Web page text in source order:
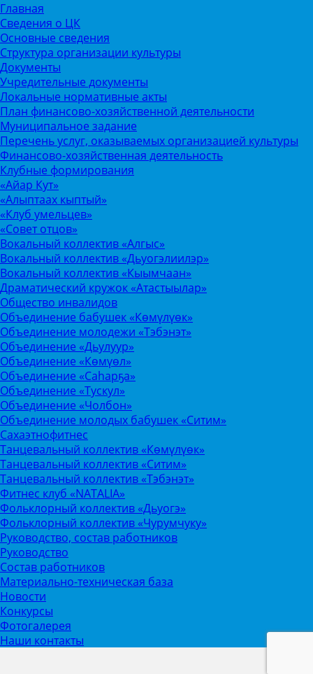
Главная
Сведения о ЦК
Основные сведения
Структура организации культуры
Документы
Учредительные документы
Локальные нормативные акты
План финансово-хозяйственной деятельности
Муниципальное задание
Перечень услуг, оказываемых организацией культуры
Финансово-хозяйственная деятельность
Клубные формирования
«Айар Кут»
«Алыптаах кыптый»
«Клуб умельцев»
«Совет отцов»
Вокальный коллектив «Алгыс»
Вокальный коллектив «Дьуогэлиилэр»
Вокальный коллектив «Кыымчаан»
Драматический кружок «Атастыылар»
Общество инвалидов
Объединение бабушек «Көмүлүөк»
Объединение молодежи «Тэбэнэт»
Объединение «Дьулуур»
Объединение «Көмүөл»
Объединение «Саhарҕа»
Объединение «Тускул»
Объединение «Чолбон»
Объединение молодых бабушек «Ситим»
Сахаэтнофитнес
Танцевальный коллектив «Көмүлүөк»
Танцевальный коллектив «Ситим»
Танцевальный коллектив «Тэбэнэт»
Фитнес клуб «NATALIA»
Фольклорный коллектив «Дьуогэ»
Фольклорный коллектив «Чурумчуку»
Руководство, состав работников
Руководство
Состав работников
Материально-техническая база
Новости
Конкурсы
Фотогалерея
Наши контакты